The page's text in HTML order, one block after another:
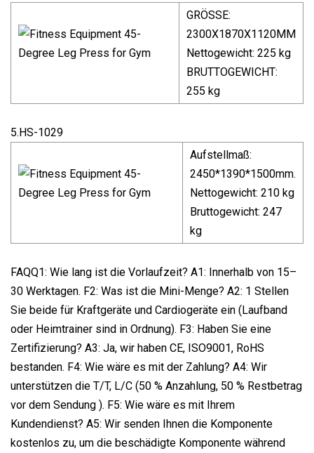
GRÖSSE:
2300X1870X1120MM
Nettogewicht: 225 kg
BRUTTOGEWICHT:
255 kg
5.HS-1029
Aufstellmaß:
2450*1390*1500mm.
Nettogewicht: 210 kg
Bruttogewicht: 247
kg
FAQQ1: Wie lang ist die Vorlaufzeit? A1: Innerhalb von 15–
30 Werktagen. F2: Was ist die Mini-Menge? A2: 1 Stellen
Sie beide für Kraftgeräte und Cardiogeräte ein (Laufband
oder Heimtrainer sind in Ordnung). F3: Haben Sie eine
Zertifizierung? A3: Ja, wir haben CE, ISO9001, RoHS
bestanden. F4: Wie wäre es mit der Zahlung? A4: Wir
unterstützen die T/T, L/C (50 % Anzahlung, 50 % Restbetrag
vor dem Sendung ). F5: Wie wäre es mit Ihrem
Kundendienst? A5: Wir senden Ihnen die Komponente
kostenlos zu, um die beschädigte Komponente während